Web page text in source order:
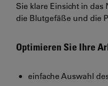
Sie klare Einsicht in das
die Blutgefäße und die
Optimieren Sie Ihre
einfache Auswahl